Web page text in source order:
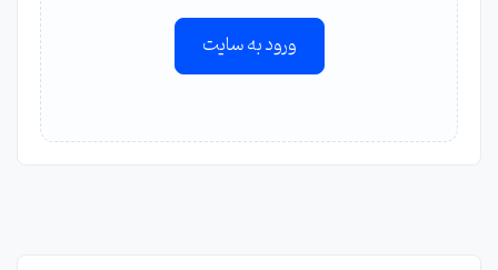
ورود به سایت